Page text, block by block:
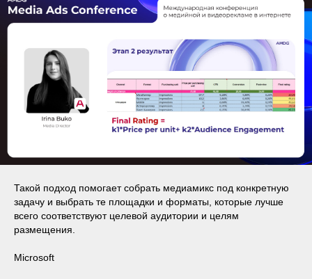
Такой подход помогает собрать медиамикс под конкретную
задачу и выбрать те площадки и форматы, которые лучше
всего соответствуют целевой аудитории и целям
размещения.
Microsoft